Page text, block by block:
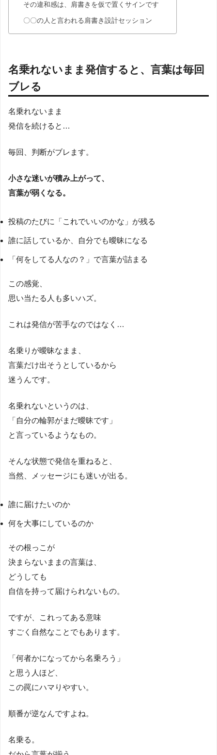
その違和感は、肩書きを仮で置くサインです
〇〇の人と言われる肩書き設計セッション
名乗れないまま発信すると、言葉は毎回
ブレる
名乗れないまま
発信を続けると…
毎回、判断がブレます。
小さな迷いが積み上がって、
言葉が弱くなる。
投稿のたびに「これでいいのかな」が残る
誰に話しているか、自分でも曖昧になる
「何をしてる人なの？」で言葉が詰まる
この感覚、
思い当たる人も多いハズ。
これは発信が苦手なのではなく…
名乗りが曖昧なまま、
言葉だけ出そうとしているから
迷うんです。
名乗れないというのは、
「自分の輪郭がまだ曖昧です」
と言っているようなもの。
そんな状態で発信を重ねると、
当然、メッセージにも迷いが出る。
誰に届けたいのか
何を大事にしているのか
その根っこが
決まらないままの言葉は、
どうしても
自信を持って届けられないもの。
ですが、これってある意味
すごく自然なことでもあります。
「何者かになってから名乗ろう」
と思う人ほど、
この罠にハマりやすい。
順番が逆なんですよね。
名乗る。